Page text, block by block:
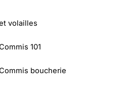
volailles
101
boucherie